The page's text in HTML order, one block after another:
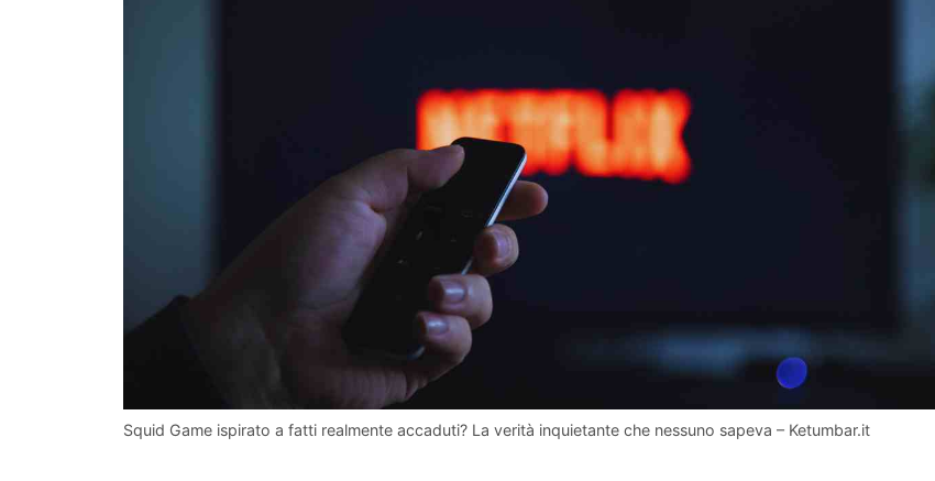
Squid Game ispirato a fatti realmente accaduti? La verità inquietante che nessuno sapeva – Ketumbar.it